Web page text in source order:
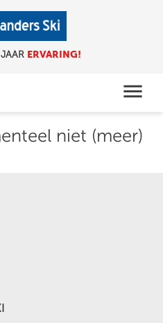
ERVARING!
menu
niet (meer)